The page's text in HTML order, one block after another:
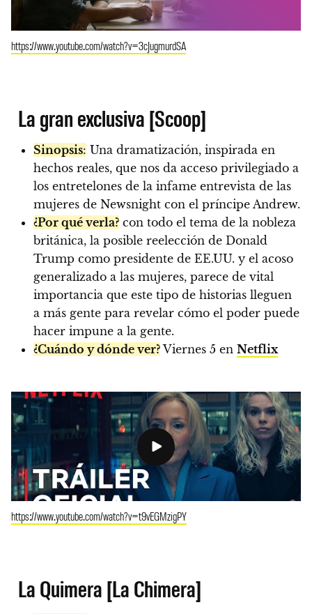
https://www.youtube.com/watch?v=3cJugmurdSA
La gran exclusiva [Scoop]
Sinopsis: Una dramatización, inspirada en
hechos reales, que nos da acceso privilegiado a
los entretelones de la infame entrevista de las
mujeres de Newsnight con el príncipe Andrew.
¿Por qué verla? con todo el tema de la nobleza
británica, la posible reelección de Donald
Trump como presidente de EE.UU. y el acoso
generalizado a las mujeres, parece de vital
importancia que este tipo de historias lleguen
a más gente para revelar cómo el poder puede
hacer impune a la gente.
¿Cuándo y dónde ver?Viernes 5 en Netflix
https://www.youtube.com/watch?v=t9vEGMzigPY
La Quimera [La Chimera]